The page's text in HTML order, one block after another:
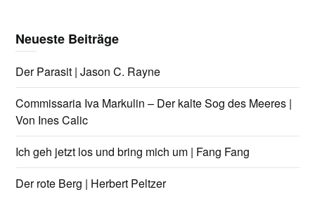
Neueste Beiträge
Der Parasit | Jason C. Rayne
Commissaria Iva Markulin – Der kalte Sog des Meeres |
Von Ines Calic
Ich geh jetzt los und bring mich um | Fang Fang
Der rote Berg | Herbert Peltzer